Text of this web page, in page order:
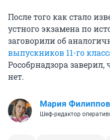
После того как стало
устного экзамена по
заговорили об
выпускников 11-го
Рособрнадзора
нет.
Мария
Шеф-редактор